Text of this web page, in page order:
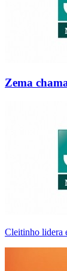
Zema
Cleitinho lidera